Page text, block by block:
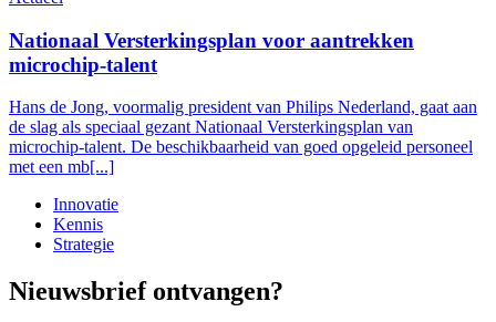
Nationaal Versterkingsplan voor aantrekken
microchip-talent
Hans de Jong, voormalig president van Philips Nederland, gaat aan
de slag als speciaal gezant Nationaal Versterkingsplan van
microchip-talent. De beschikbaarheid van goed opgeleid personeel
met een mb[...]
Innovatie
Kennis
Strategie
Nieuwsbrief ontvangen?